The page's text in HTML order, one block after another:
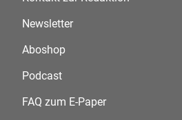
Newsletter
Aboshop
Podcast
FAQ zum E-Paper